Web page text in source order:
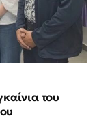
του